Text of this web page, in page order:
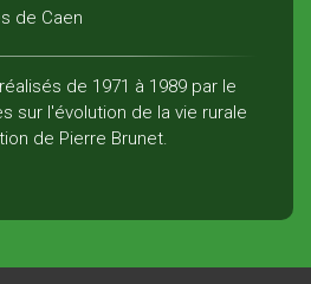
de Caen
de 1971 à 1989 par le
sur l'évolution de la vie rurale
de Pierre Brunet.